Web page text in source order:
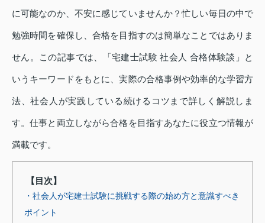
に可能なのか、不安に感じていませんか？忙しい毎日の中で
勉強時間を確保し、合格を目指すのは簡単なことではありま
せん。この記事では、「宅建士試験 社会人 合格体験談」と
いうキーワードをもとに、実際の合格事例や効率的な学習方
法、社会人が実践している続けるコツまで詳しく解説しま
す。仕事と両立しながら合格を目指すあなたに役立つ情報が
満載です。
【目次】
・社会人が宅建士試験に挑戦する際の始め方と意識すべき
ポイント